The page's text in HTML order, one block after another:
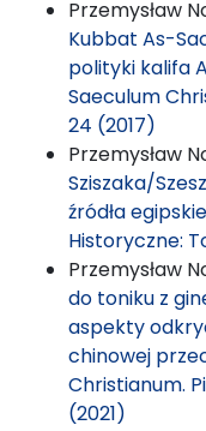
Przemysław
Kubbat As-
polityki kalifa
Saeculum
24 (2017)
Przemysław
Sziszaka/
źródła egipskie
Historyczne:
Przemysław
do toniku z
aspekty
chinowej
Christianum.
(2021)